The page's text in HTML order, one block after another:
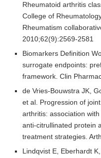
Rheumatoid arthritis
College of
Rheumatism
2010;62(9):2569-2581
Biomarkers Definition
surrogate endpoints:
framework. Clin
de Vries-Bouwstra JK,
et al. Progression of
arthritis: association
anti-citrullinated protein
treatment strategies.
Lindqvist E, Eberhardt